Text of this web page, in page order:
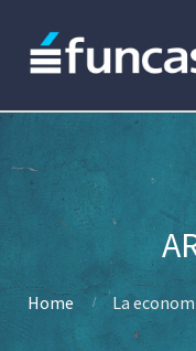
Home La